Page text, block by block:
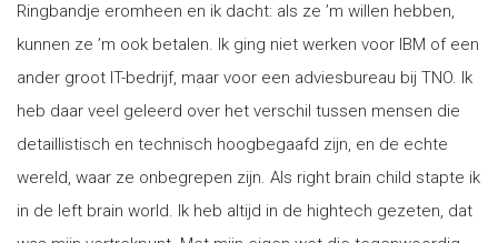
Ringbandje eromheen en ik dacht: als ze ’m willen hebben,
kunnen ze ’m ook betalen. Ik ging niet werken voor IBM of een
ander groot IT-bedrijf, maar voor een adviesbureau bij TNO. Ik
heb daar veel geleerd over het verschil tussen mensen die
detaillistisch en technisch hoogbegaafd zijn, en de echte
wereld, waar ze onbegrepen zijn. Als right brain child stapte ik
in de left brain world. Ik heb altijd in de hightech gezeten, dat